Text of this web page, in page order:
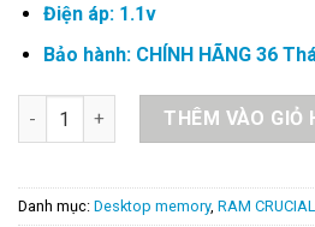
Điện áp: 1.1v
Bảo hành: CHÍNH HÃNG 36
Ram PC Crucial DDR5 32GB Bus
THÊM VÀO GIỎ
Danh mục: Desktop memory, RAM